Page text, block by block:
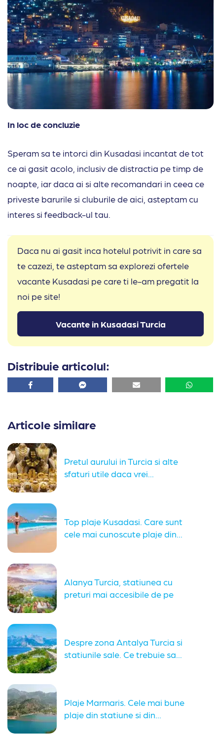
In loc de concluzie
Speram sa te intorci din Kusadasi incantat de tot
ce ai gasit acolo, inclusiv de distractia pe timp de
noapte, iar daca ai si alte recomandari in ceea ce
priveste barurile si cluburile de aici, asteptam cu
interes si feedback-ul tau.
Daca nu ai gasit inca hotelul potrivit in care sa
te cazezi, te asteptam sa explorezi ofertele
vacante Kusadasi pe care ti le-am pregatit la
noi pe site!
Vacante in Kusadasi Turcia
Distribuie articolul:
Facebook Facebook Email
Articole similare
Pretul aurului in Turcia si alte
sfaturi utile daca vrei...
Top plaje Kusadasi. Care sunt
cele mai cunoscute plaje din...
Alanya Turcia, statiunea cu
preturi mai accesibile de pe
Despre zona Antalya Turcia si
statiunile sale. Ce trebuie sa...
Plaje Marmaris. Cele mai bune
plaje din statiune si din...